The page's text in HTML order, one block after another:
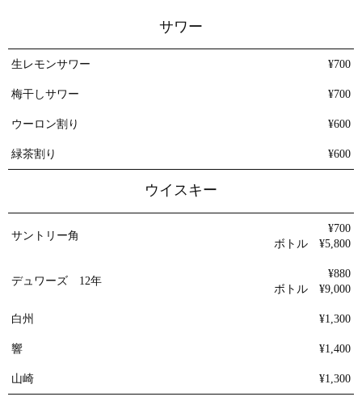
サワー
生レモンサワー ¥700
梅干しサワー ¥700
ウーロン割り ¥600
緑茶割り ¥600
ウイスキー
サントリー角
¥700
ボトル ¥5,800
デュワーズ 12年
¥880
ボトル ¥9,000
白州 ¥1,300
響 ¥1,400
山崎 ¥1,300